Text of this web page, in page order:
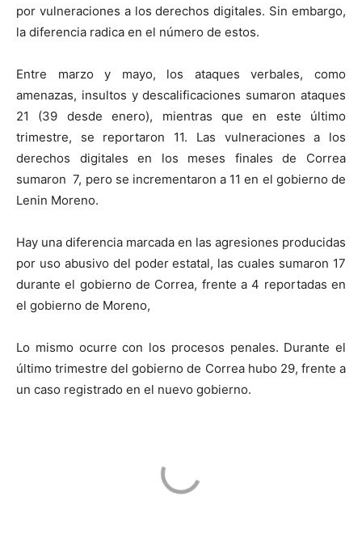
por vulneraciones a los derechos digitales. Sin embargo,
la diferencia radica en el número de estos.
Entre marzo y mayo, los ataques verbales, como
amenazas, insultos y descalificaciones sumaron ataques
21 (39 desde enero), mientras que en este último
trimestre, se reportaron 11. Las vulneraciones a los
derechos digitales en los meses finales de Correa
sumaron 7, pero se incrementaron a 11 en el gobierno de
Lenin Moreno.
Hay una diferencia marcada en las agresiones producidas
por uso abusivo del poder estatal, las cuales sumaron 17
durante el gobierno de Correa, frente a 4 reportadas en
el gobierno de Moreno,
Lo mismo ocurre con los procesos penales. Durante el
último trimestre del gobierno de Correa hubo 29, frente a
un caso registrado en el nuevo gobierno.